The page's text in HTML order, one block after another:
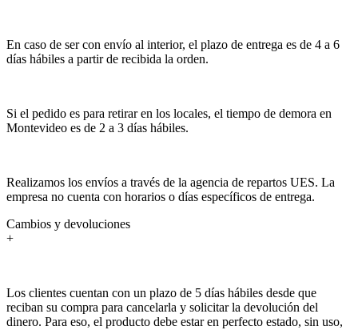
En caso de ser con envío al interior, el plazo de entrega es de 4 a 6
días hábiles a partir de recibida la orden.
Si el pedido es para retirar en los locales, el tiempo de demora en
Montevideo es de 2 a 3 días hábiles.
Realizamos los envíos a través de la agencia de repartos UES. La
empresa no cuenta con horarios o días específicos de entrega.
Cambios y devoluciones
+
Los clientes cuentan con un plazo de 5 días hábiles desde que
reciban su compra para cancelarla y solicitar la devolución del
dinero. Para eso, el producto debe estar en perfecto estado, sin uso,